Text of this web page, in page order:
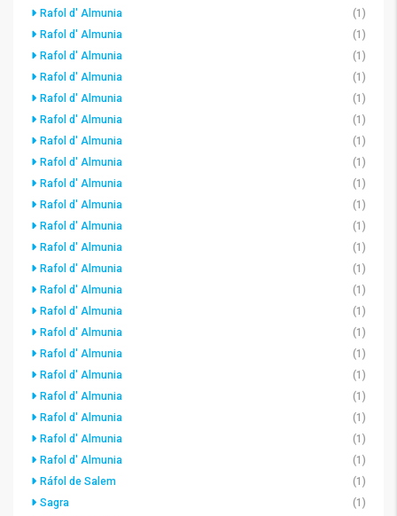
Rafol d' Almunia
(1)
Rafol d' Almunia
(1)
Rafol d' Almunia
(1)
Rafol d' Almunia
(1)
Rafol d' Almunia
(1)
Rafol d' Almunia
(1)
Rafol d' Almunia
(1)
Rafol d' Almunia
(1)
Rafol d' Almunia
(1)
Rafol d' Almunia
(1)
Rafol d' Almunia
(1)
Rafol d' Almunia
(1)
Rafol d' Almunia
(1)
Rafol d' Almunia
(1)
Rafol d' Almunia
(1)
Rafol d' Almunia
(1)
Rafol d' Almunia
(1)
Rafol d' Almunia
(1)
Rafol d' Almunia
(1)
Rafol d' Almunia
(1)
Rafol d' Almunia
(1)
Rafol d' Almunia
(1)
Ráfol de Salem
(1)
Sagra
(1)